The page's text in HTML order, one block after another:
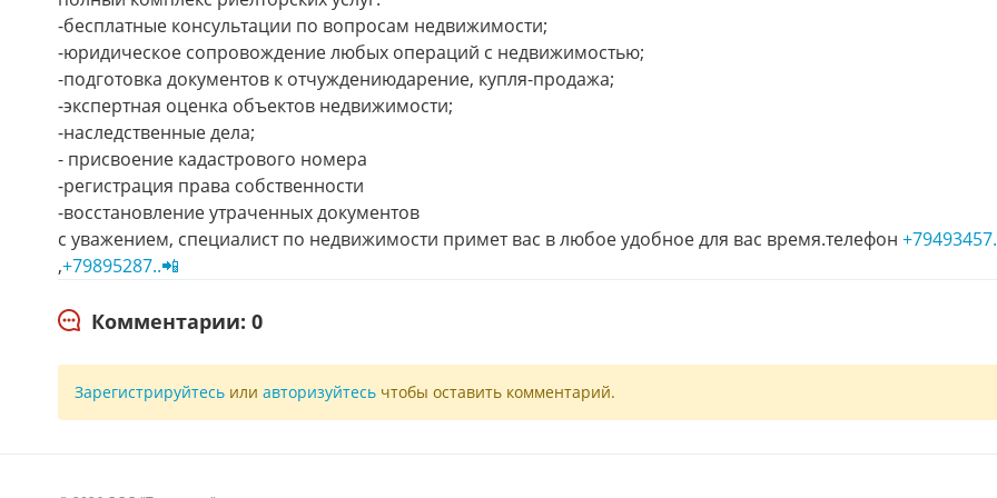
-бесплатные консультации по вопросам недвижимости;
-юридическое сопровождение любых операций с недвижимостью;
-подготовка документов к отчуждениюдарение, купля-продажа;
-экспертная оценка объектов недвижимости;
-наследственные дела;
- присвоение кадастрового номера
-регистрация права собственности
-восстановление утраченных документов
с уважением, специалист по недвижимости примет вас в любое удобное для вас время.телефон
,+79895287..📲
Комментарии: 0
Зарегистрируйтесь или авторизуйтесь чтобы оставить комментарий.